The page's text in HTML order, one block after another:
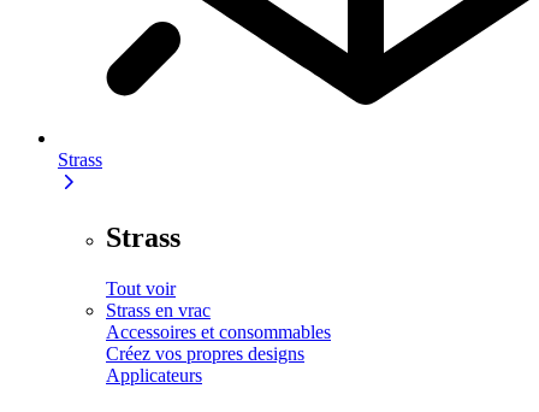
Strass
Strass
Tout voir
Strass en vrac
Accessoires et consommables
Créez vos propres designs
Applicateurs